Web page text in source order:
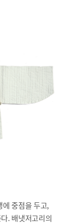
에 중점을 두고,
. 배냇저고리의